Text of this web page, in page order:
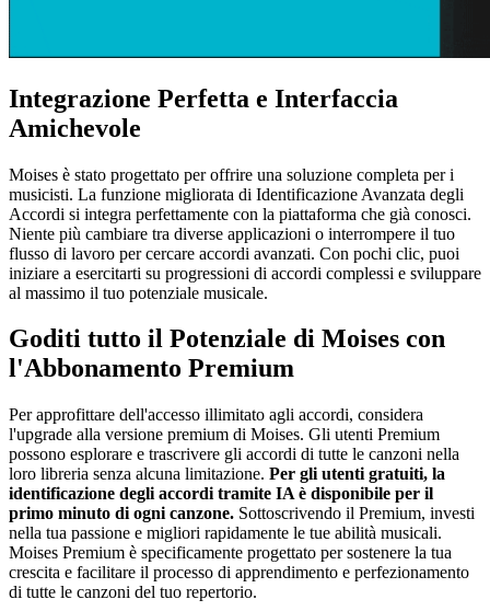
Integrazione Perfetta e Interfaccia
Amichevole
Moises è stato progettato per offrire una soluzione completa per i
musicisti. La funzione migliorata di Identificazione Avanzata degli
Accordi si integra perfettamente con la piattaforma che già conosci.
Niente più cambiare tra diverse applicazioni o interrompere il tuo
flusso di lavoro per cercare accordi avanzati. Con pochi clic, puoi
iniziare a esercitarti su progressioni di accordi complessi e sviluppare
al massimo il tuo potenziale musicale.
Goditi tutto il Potenziale di Moises con
l'Abbonamento Premium
Per approfittare dell'accesso illimitato agli accordi, considera
l'upgrade alla versione premium di Moises. Gli utenti Premium
possono esplorare e trascrivere gli accordi di tutte le canzoni nella
loro libreria senza alcuna limitazione. Per gli utenti gratuiti, la
identificazione degli accordi tramite IA è disponibile per il
primo minuto di ogni canzone. Sottoscrivendo il Premium, investi
nella tua passione e migliori rapidamente le tue abilità musicali.
Moises Premium è specificamente progettato per sostenere la tua
crescita e facilitare il processo di apprendimento e perfezionamento
di tutte le canzoni del tuo repertorio.